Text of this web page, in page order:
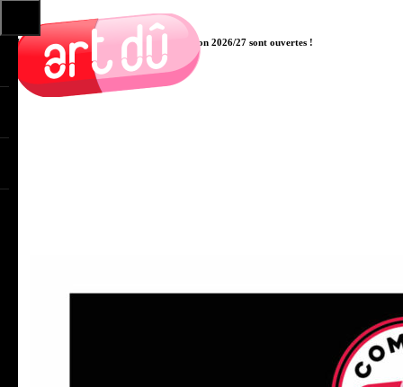
Les pré-inscriptions aux cours pour la saison 2026/27 sont ouvertes !